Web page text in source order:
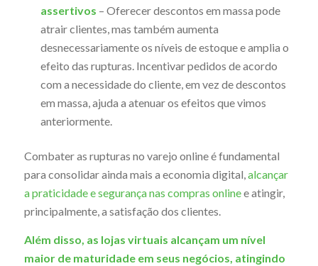
assertivos – Oferecer descontos em massa pode
atrair clientes, mas também aumenta
desnecessariamente os níveis de estoque e amplia o
efeito das rupturas. Incentivar pedidos de acordo
com a necessidade do cliente, em vez de descontos
em massa, ajuda a atenuar os efeitos que vimos
anteriormente.
Combater as rupturas no varejo online é fundamental
para consolidar ainda mais a economia digital,alcançar
a praticidade e segurança nas compras onlinee atingir,
principalmente, a satisfação dos clientes.
Além disso, as lojas virtuais alcançam um nível
maior de maturidade em seus negócios, atingindo